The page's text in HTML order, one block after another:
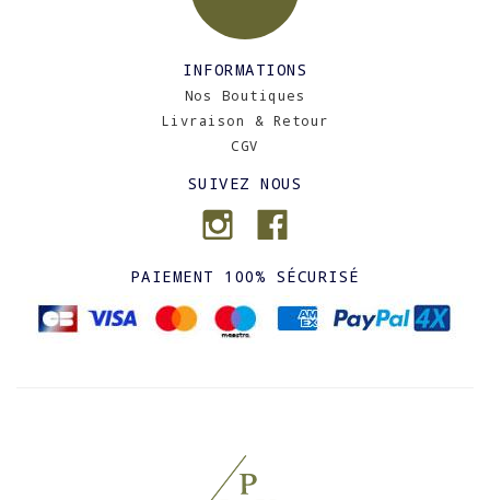
INFORMATIONS
Nos Boutiques
Livraison & Retour
CGV
SUIVEZ NOUS
PAIEMENT 100% SÉCURISÉ